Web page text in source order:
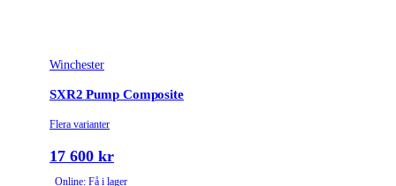
Winchester
SXR2 Pump Composite
Flera varianter
17 600 kr
Online: Få i lager